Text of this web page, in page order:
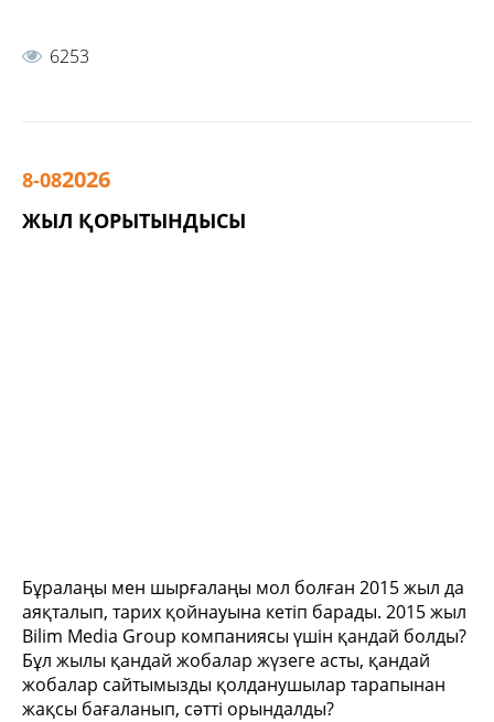
6253
8-082026
ЖЫЛ ҚОРЫТЫНДЫСЫ
Бұралаңы мен шырғалаңы мол болған 2015 жыл да
аяқталып, тарих қойнауына кетіп барады. 2015 жыл
Bilim Media Group компаниясы үшін қандай болды?
Бұл жылы қандай жобалар жүзеге асты, қандай
жобалар сайтымызды қолданушылар тарапынан
жақсы бағаланып, сәтті орындалды?